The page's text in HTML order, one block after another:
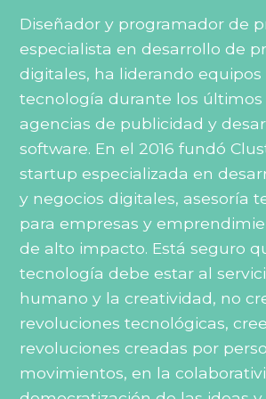
Diseñador y programador de
especialista en desarrollo de
digitales, ha liderando equipos
tecnología durante los últimos
agencias de publicidad y
software. En el 2016 fundó
startup especializada en
y negocios digitales, asesoría
para empresas y
de alto impacto. Está seguro
tecnología debe estar al
humano y la creatividad, no
revoluciones tecnológicas,
revoluciones creadas por
movimientos, en la